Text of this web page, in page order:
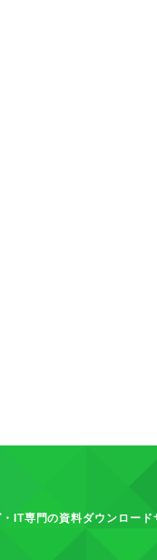
IT専門の資料ダウンロード